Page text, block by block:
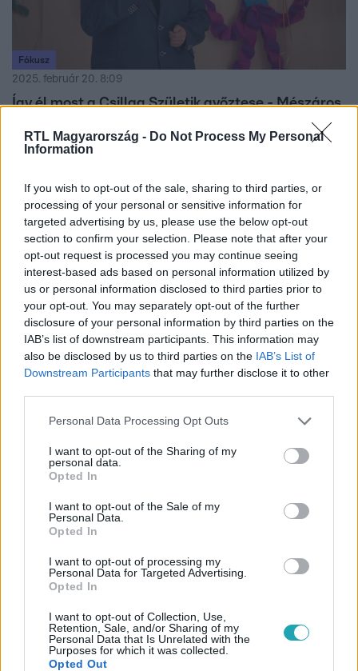
RTL Magyarország - Do Not Process My Personal
Information
If you wish to opt-out of the sale, sharing to third parties, or
processing of your personal or sensitive information for
targeted advertising by us, please use the below opt-out
section to confirm your selection. Please note that after your
opt-out request is processed you may continue seeing
interest-based ads based on personal information utilized by
us or personal information disclosed to third parties prior to
your opt-out. You may separately opt-out of the further
disclosure of your personal information by third parties on the
IAB’s list of downstream participants. This information may
also be disclosed by us to third parties on the IAB’s List of
Downstream Participants that may further disclose it to other
Please note that this website/app uses one or more Google
not limited to your visit or usage behaviour. You may click to
grant or deny consent to Google and its third-party tags to
use your data for below specified purposes in below Google
consent section.
Personal Data Processing Opt Outs
I want to opt-out of the Sharing of my
personal data.
Opted In
I want to opt-out of the Sale of my
Personal Data.
Opted In
I want to opt-out of processing my
Personal Data for Targeted Advertising.
Opted In
I want to opt-out of Collection, Use,
Retention, Sale, and/or Sharing of my
Personal Data that Is Unrelated with the
Purposes for which it was collected.
Opted Out
Fókusz
2025. február 20. 8:09
Így él most a Csillag Születik győztese - Mészáros
Mészáros János Elek élete teljesen megváltozott a
hétköznapi boldogság a legfontosabb. Nézd meg a
Fókusz riportját!
2012. december 17. 15:06
Mészáros János Elek, mint rosszcsont kisfiú?
televízió nézőknek, elsősorban a Csillag Születik
tehetségkutató műsor nyertese. Mészáros János Elek, a
vasárnap esti Portré vendége.